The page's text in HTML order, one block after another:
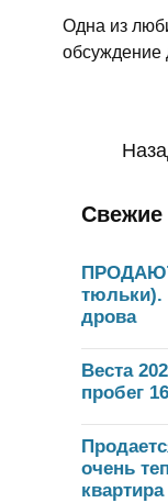
Одна из
обсуждение
Свежие
тюльки).
дрова
Веста
пробег
очень